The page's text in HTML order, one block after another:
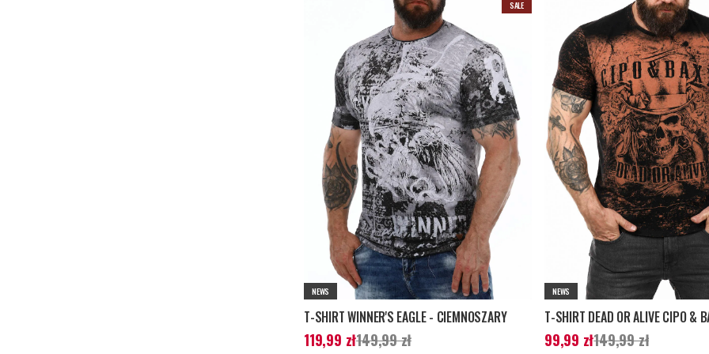
SALE
NEWS
T-SHIRT WINNER'S EAGLE - CIEMNOSZARY
Aktualna cena:119,99 zł
119,99 zł149,99 zł
NEWS
Aktualna cena:99,99 zł
99,99 zł149,99 zł